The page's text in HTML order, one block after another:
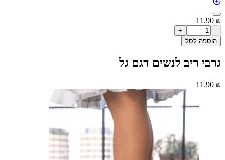
לסל
ריב לנשים דגם גל